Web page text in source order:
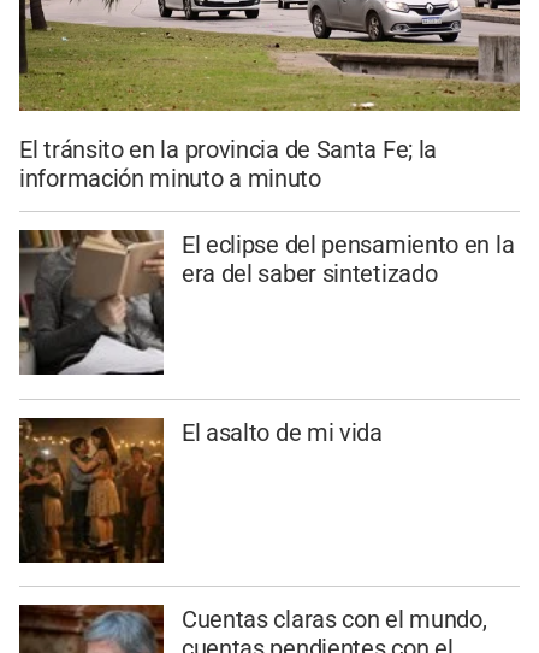
El tránsito en la provincia de Santa Fe; la
información minuto a minuto
El eclipse del pensamiento en la
era del saber sintetizado
El asalto de mi vida
Cuentas claras con el mundo,